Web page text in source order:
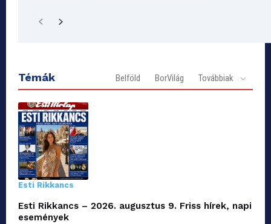
Témák Belföld BorVilág Továbbiak
Esti Rikkancs
Esti Rikkancs – 2026. augusztus 9. Friss hírek, napi
események